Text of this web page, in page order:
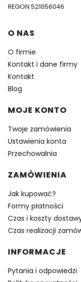
REGON 521056046
Linki w stopce
O NAS
O firmie
Kontakt i dane firmy
Kontakt
Blog
MOJE KONTO
Twoje zamówienia
Ustawienia konta
Przechowalnia
ZAMÓWIENIA
Jak kupować?
Formy płatności
Czas i koszty
Czas realizacji
INFORMACJE
Pytania i odpowiedzi